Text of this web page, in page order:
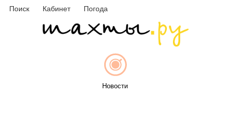
Поиск Кабинет Погода
Новости